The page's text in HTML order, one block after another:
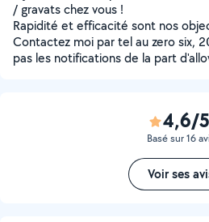
/ gravats chez vous !
Rapidité et efficacité sont nos
Contactez moi par tel au zero six,
pas les notifications de la part
4,6/5
Basé sur 16
Voir ses